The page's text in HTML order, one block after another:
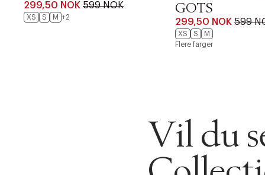
299,50 NOK 599 NOK
XS S M +2
GOTS
299,50 NOK 599
XS S
M
Flere farger
Vil du30
videoen.
DESSVERRE